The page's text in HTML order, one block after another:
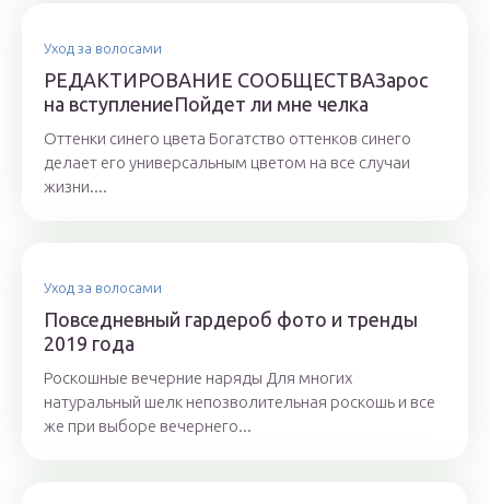
Уход за волосами
РЕДАКТИРОВАНИЕ СООБЩЕСТВАЗарос
на вступлениеПойдет ли мне челка
Оттенки синего цвета Богатство оттенков синего
делает его универсальным цветом на все случаи
жизни....
Уход за волосами
Повседневный гардероб фото и тренды
2019 года
Роскошные вечерние наряды Для многих
натуральный шелк непозволительная роскошь и все
же при выборе вечернего...